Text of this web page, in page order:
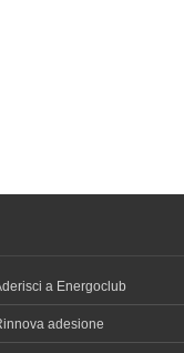
a Energoclub
adesione